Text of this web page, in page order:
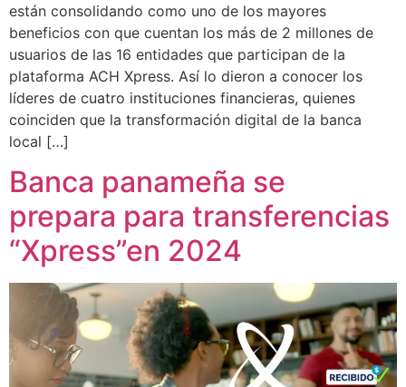
están consolidando como uno de los mayores
beneficios con que cuentan los más de 2 millones de
usuarios de las 16 entidades que participan de la
plataforma ACH Xpress. Así lo dieron a conocer los
líderes de cuatro instituciones financieras, quienes
coinciden que la transformación digital de la banca
local […]
Banca panameña se
prepara para transferencias
“Xpress”en 2024